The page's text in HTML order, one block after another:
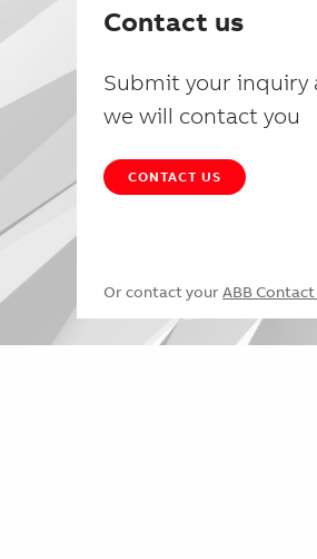
Contact us
Submit your inquiry
we will contact you
CONTACT US
Or contact your ABB